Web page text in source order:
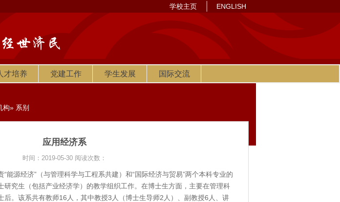
ENGLISH
学校主页
才培养 党建工作 学生发展 国际交流
构» 系别
应用经济系
时间：2019-05-30 阅读次数：
源经济”（与管理科学与工程系共建）和“国际经济与贸易”两个本科专业的
研究生（包括产业经济学）的教学组织工作。在博士生方面，主要在管理科
后。该系共有教师16人，其中教授3人（博士生导师2人）、副教授6人、讲